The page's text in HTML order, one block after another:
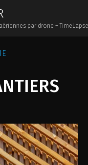
par drone – TimeLapse